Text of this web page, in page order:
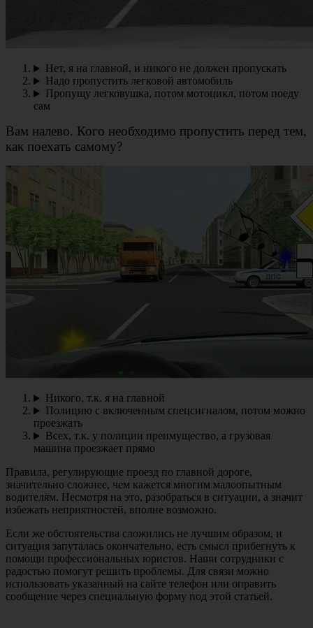
Нет, я на главной, и никого не должен пропускать
Надо пропустить легковой автомобиль
Пропущу легковушка, потом мотоцикл, потом поеду
сам
Вам налево. Кого необходимо пропустить перед тем,
как поехать самому?
Никого, т.к. я на главной
Полицию с включенным спецсигналом, потом можно
проезжать
Всех, т.к. у полиции преимущество, а грузовая
машина проезжает прямо
Правила, регулирующие проезд по главной дороге,
значительно сложнее, чем кажется многим малоопытным
водителям. Несмотря на это, разобраться в ситуации, а значит
избежать неприятностей, вполне возможно.
Если же обстоятельства сложились не лучшим образом, и
ситуация запуталась окончательно, есть смысл прибегнуть к
помощи профессиональных юристов. Наши сотрудники с
радостью помогут решить проблемы. Для связи можно
использовать указанный на сайте телефон или оправить
сообщение через специальную форму под этой статьей.